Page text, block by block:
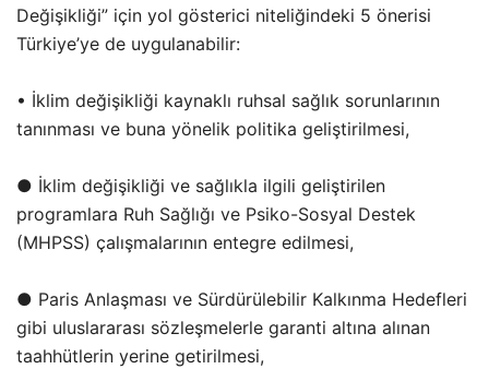
Değişikliği” için yol gösterici niteliğindeki 5 önerisi
Türkiye’ye de uygulanabilir:
• İklim değişikliği kaynaklı ruhsal sağlık sorunlarının
tanınması ve buna yönelik politika geliştirilmesi,
● İklim değişikliği ve sağlıkla ilgili geliştirilen
programlara Ruh Sağlığı ve Psiko-Sosyal Destek
(MHPSS) çalışmalarının entegre edilmesi,
● Paris Anlaşması ve Sürdürülebilir Kalkınma Hedefleri
gibi uluslararası sözleşmelerle garanti altına alınan
taahhütlerin yerine getirilmesi,